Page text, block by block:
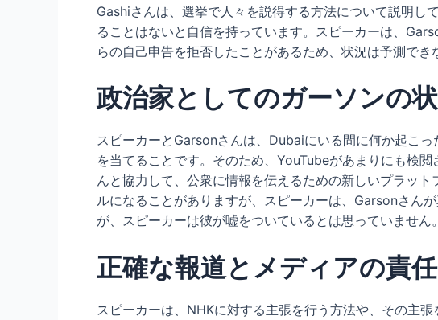
Gashiさんは、選挙で人々を説得する方法について説明し
ることはないと自信を持っています。スピーカーは、
らの自己申告を拒否したことがあるため、状況は予測でき
政治家としてのガーソンの
スピーカーとGarsonさんは、Dubaiにいる間に何か起こ
を当てることです。そのため、YouTubeがあまりにも検
んと協力して、公衆に情報を伝えるための新しいプラッ
ルになることがありますが、スピーカーは、Garsonさん
が、スピーカーは彼が嘘をついているとは思っていません。
正確な報道とメディアの責任
スピーカーは、NHKに対する主張を行う方法や、その主